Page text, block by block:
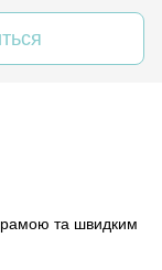
рамою та швидким